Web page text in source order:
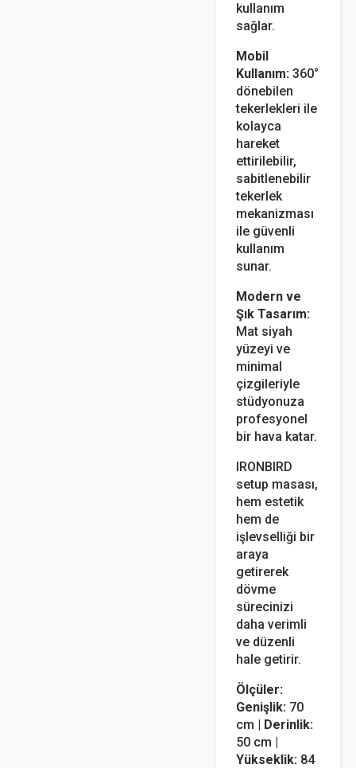
kullanım
sağlar.
Mobil
Kullanım: 360°
dönebilen
tekerlekleri ile
kolayca
hareket
ettirilebilir,
sabitlenebilir
tekerlek
mekanizması
ile güvenli
kullanım
sunar.
Modern ve
Şık Tasarım:
Mat siyah
yüzeyi ve
minimal
çizgileriyle
stüdyonuza
profesyonel
bir hava katar.
IRONBIRD
setup masası,
hem estetik
hem de
işlevselliği bir
araya
getirerek
dövme
sürecinizi
daha verimli
ve düzenli
hale getirir.
Ölçüler:
Genişlik: 70
cm | Derinlik:
50 cm |
Yükseklik: 84